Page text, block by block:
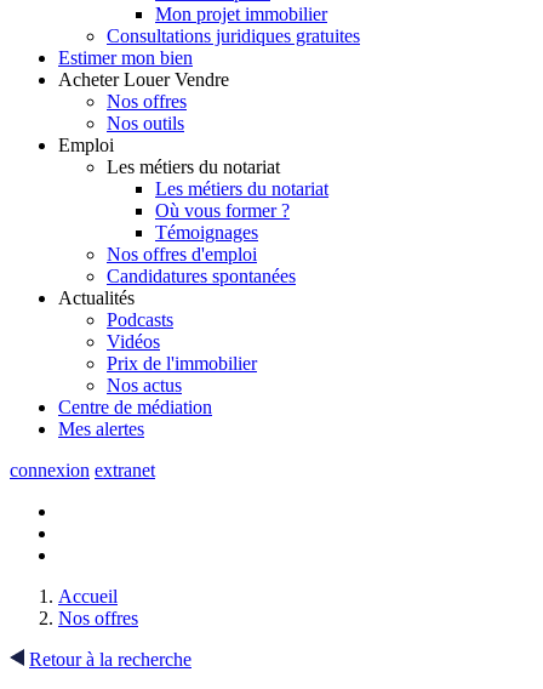
Mon projet immobilier
Consultations juridiques gratuites
Estimer mon bien
Acheter Louer Vendre
Nos offres
Nos outils
Emploi
Les métiers du notariat
Les métiers du notariat
Où vous former ?
Témoignages
Nos offres d'emploi
Candidatures spontanées
Actualités
Podcasts
Vidéos
Prix de l'immobilier
Nos actus
Centre de médiation
Mes alertes
connexion extranet
Accueil
Nos offres
Retour à la recherche